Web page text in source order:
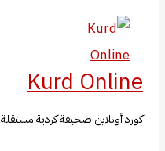
المحتوى
Kurd Online
كورد أونلاين صحيفة كردية مستقلة